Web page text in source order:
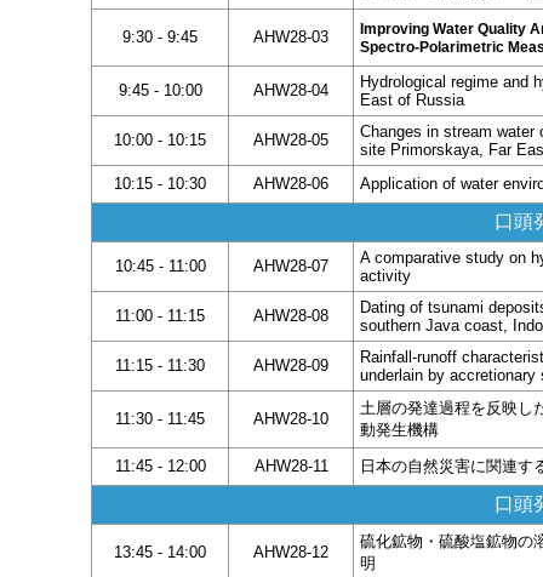
9:30 - 9:45 AHW28-03
Improving Water Quality
Spectro-Polarimetric
9:45 - 10:00 AHW28-04
Hydrological regime and
East of Russia
10:00 - 10:15 AHW28-05
Changes in stream
site Primorskaya, Far
10:15 - 10:30
AHW28-06 Application of water
口頭
10:45 - 11:00 AHW28-07
A comparative study on
activity
11:00 - 11:15 AHW28-08
Dating of tsunami
southern Java coast,
11:15 - 11:30 AHW28-09
Rainfall-runoff
underlain by accretionary
11:30 - 11:45 AHW28-10
土層の発達過程を反映し
動発生機構
11:45 - 12:00
AHW28-11 日本の自然災害に関連す
口頭
13:45 - 14:00 AHW28-12
硫化鉱物・硫酸塩鉱物の
明